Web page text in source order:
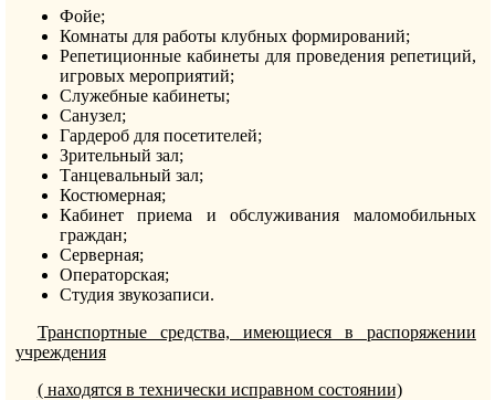
Фойе;
Комнаты для работы клубных формирований;
Репетиционные кабинеты для проведения репетиций,
игровых мероприятий;
Служебные кабинеты;
Санузел;
Гардероб для посетителей;
Зрительный зал;
Танцевальный зал;
Костюмерная;
Кабинет приема и обслуживания маломобильных
граждан;
Серверная;
Операторская;
Студия звукозаписи.
Транспортные средства, имеющиеся в распоряжении
учреждения
( находятся в технически исправном состоянии)